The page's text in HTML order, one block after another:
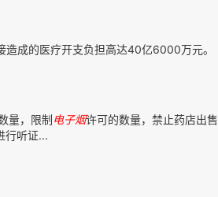
成的医疗开支负担高达40亿6000万元。
量，限制电子烟许可的数量，禁止药店出售
行听证...